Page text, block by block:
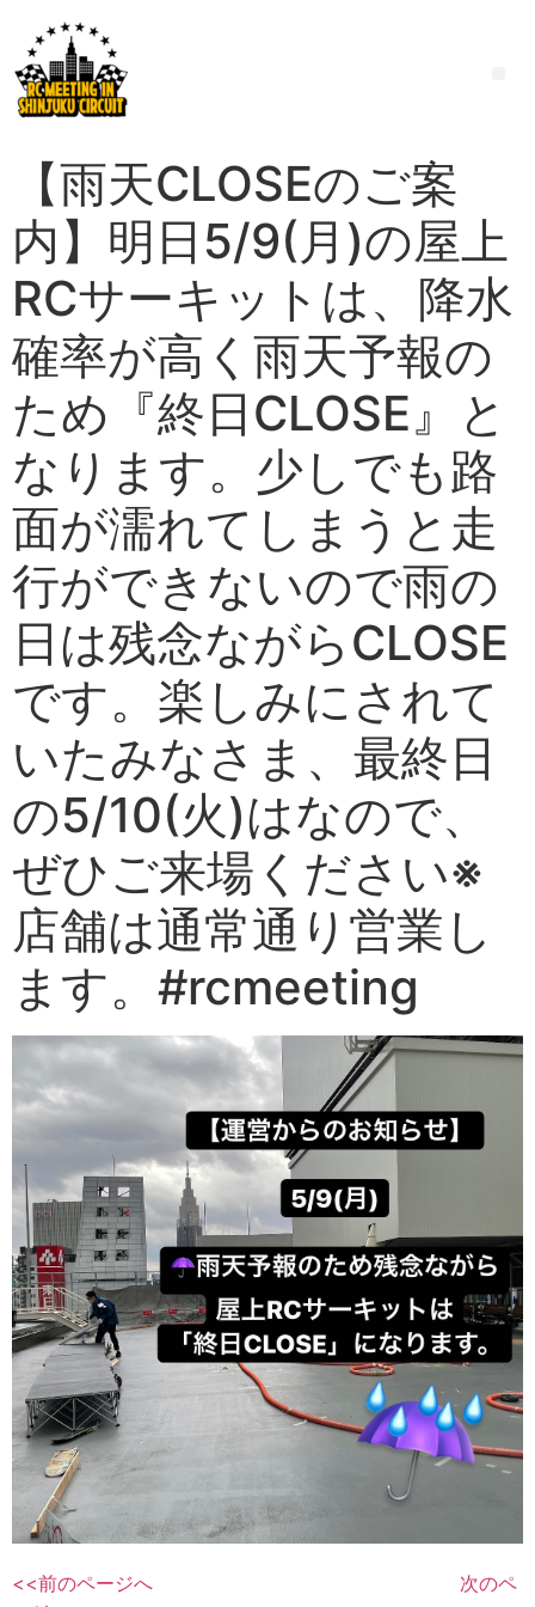
【雨天CLOSEのご案
内】明日5/9(月)の屋上
RCサーキットは、降水
確率が高く雨天予報の
ため『終日CLOSE』と
なります。少しでも路
面が濡れてしまうと走
行ができないので雨の
日は残念ながらCLOSE
です。楽しみにされて
いたみなさま、最終日
の5/10(火)は️なので、
ぜひご来場ください️※
店舗は通常通り営業し
ます。#rcmeeting
<<前のページへ
次のペ